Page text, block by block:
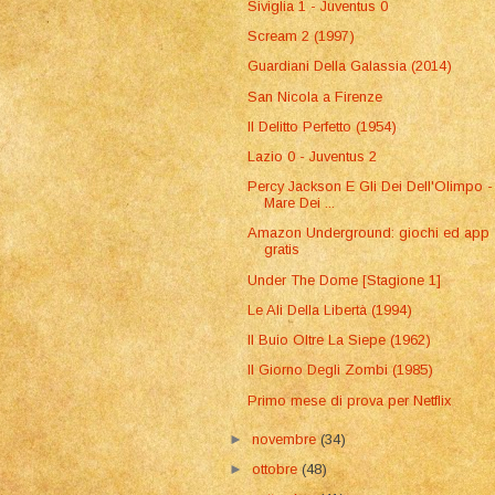
Siviglia 1 - Juventus 0
Scream 2 (1997)
Guardiani Della Galassia (2014)
San Nicola a Firenze
Il Delitto Perfetto (1954)
Lazio 0 - Juventus 2
Percy Jackson E Gli Dei Dell'Olimpo
Mare Dei ...
Amazon Underground: giochi ed app
gratis
Under The Dome [Stagione 1]
Le Ali Della Libertà (1994)
Il Buio Oltre La Siepe (1962)
Il Giorno Degli Zombi (1985)
Primo mese di prova per Netflix
►novembre(34)
►ottobre(48)